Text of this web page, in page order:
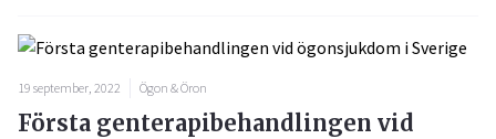
19 september, 2022 Ögon & Öron
Första genterapibehandlingen vid